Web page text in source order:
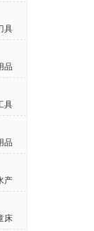
具
品
具
品
产
床